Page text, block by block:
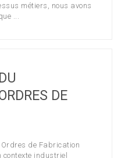
métiers, nous avons
...
DE
de Fabrication
contexte industriel